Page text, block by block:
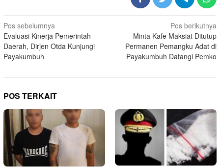
Navigasi
pos
Pos sebelumnya
Evaluasi Kinerja Pemerintah
Daerah, Dirjen Otda Kunjungi
Payakumbuh
Pos berikutnya
Minta Kafe Maksiat Ditutup
Permanen Pemangku Adat di
Payakumbuh Datangi Pemko
POS TERKAIT